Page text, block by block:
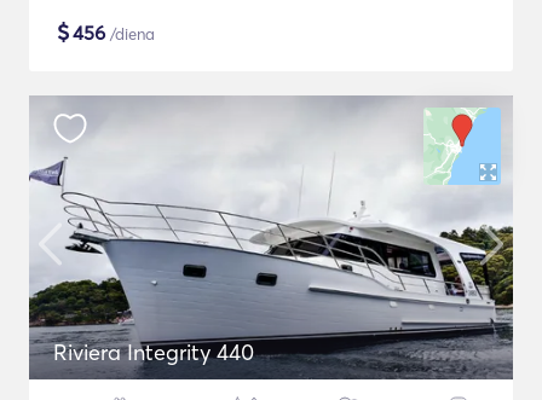
$456 /diena
Riviera Integrity 440